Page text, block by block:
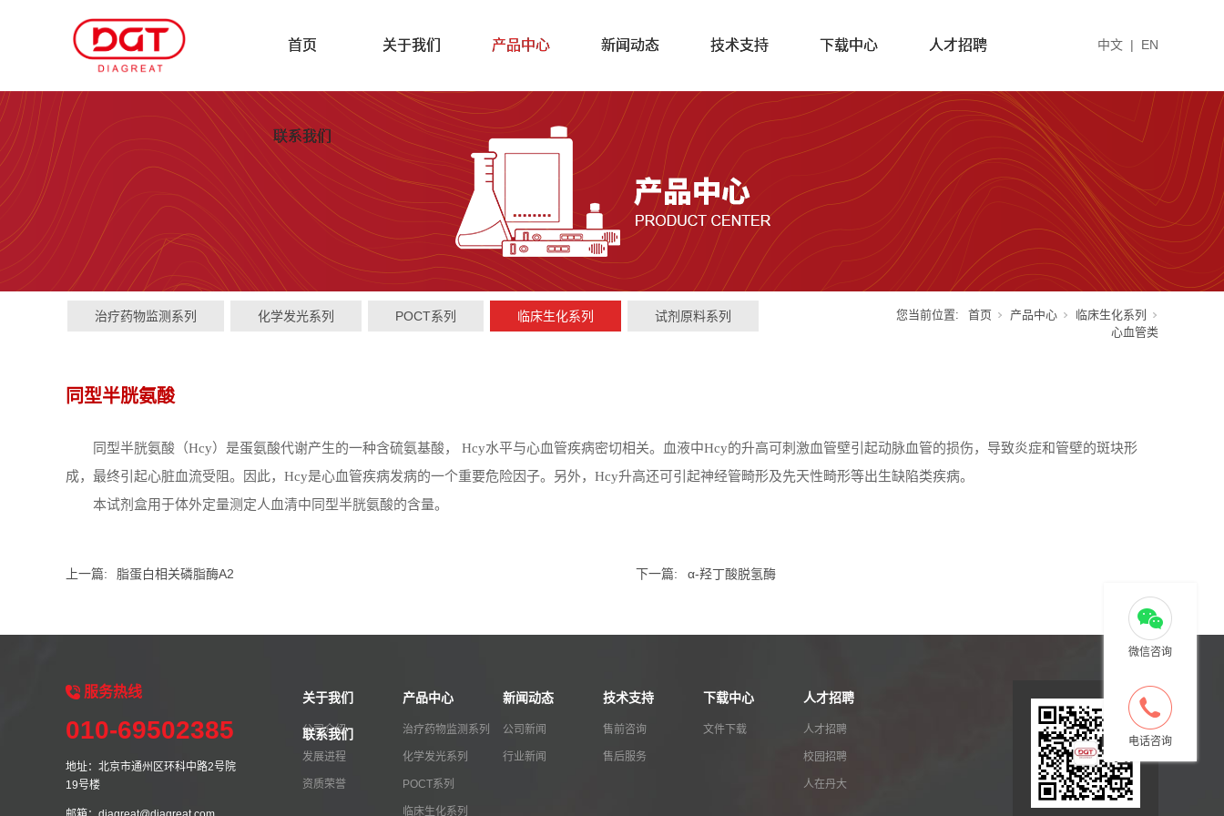
首页 关于我们 产品中心 新闻动态 技术支持 下载中心 人才招聘
联系我们
中文 | EN
治疗药物监测系列 化学发光系列 POCT系列 临床生化系列 试剂原料系列 您当前位置: 首页 产品中心
临床生化系列
心血管类
同型半胱氨酸
同型半胱氨酸（Hcy）是蛋氨酸代谢产生的一种含硫氨基酸， Hcy水平与心血管疾病密切相关。血液中Hcy的升高可刺激血管壁引起动脉血管的损伤，导致炎症和管壁的斑块形
成，最终引起心脏血流受阻。因此， Hcy是心血管疾病发病的一个重要危险因子。另外， Hcy升高还可引起神经管畸形及先天性畸形等出生缺陷类疾病。
本试剂盒用于体外定量测定人血清中同型半胱氨酸的含量。
上一篇: 脂蛋白相关磷脂酶A2 下一篇: α-羟丁酸脱氢酶
服务热线
010-69502385
地址：北京市通州区环科中路2号院
19号楼
关于我们
公司介绍
发展进程
资质荣誉
产品中心
治疗药物监测系列
化学发光系列
POCT系列
临床生化系列
新闻动态
公司新闻
行业新闻
技术支持
售前咨询
售后服务
下载中心
文件下载
人才招聘
人才招聘
校园招聘
人在丹大
联系我们
微信咨询
电话咨询